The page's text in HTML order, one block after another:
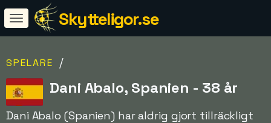
Skytteligor.se
SPELARE /
Dani Abalo, Spanien - 38 år
Dani Abalo (Spanien) har aldrig gjort tillräckligt